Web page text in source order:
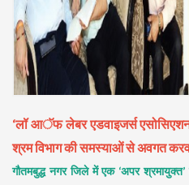
‘लॉ आॅफ लेबर एडवाइजर्स
श्रम विभाग की समस्याओं से अवगत
गौतमबुद्ध नगर जिले में एक ‘अपर श्रमायुक्त’